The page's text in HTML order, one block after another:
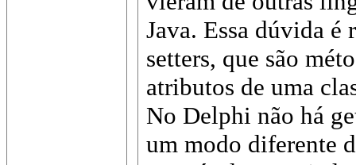
Java. Essa dúvida é
setters, que são
atributos de uma
No Delphi não há
um modo diferente